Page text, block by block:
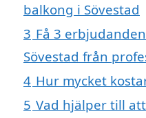
balkong i Sövestad
3 Få 3
Sövestad från
4 Hur mycket
5 Vad hjälper till